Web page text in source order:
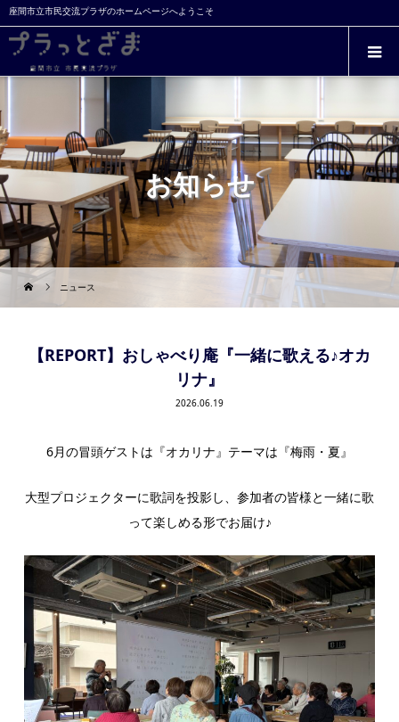
座間市立市民交流プラザのホームページへようこそ
お知らせ
ニュース
【REPORT】おしゃべり庵『一緒に歌える♪オカ
リナ』
2026.06.19
6月の冒頭ゲストは『オカリナ』テーマは『梅雨・夏』
大型プロジェクターに歌詞を投影し、参加者の皆様と一緒に歌
って楽しめる形でお届け♪